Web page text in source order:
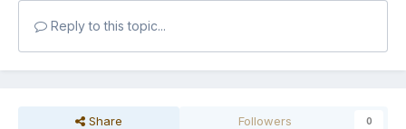
Reply to this topic...
Share Followers 0